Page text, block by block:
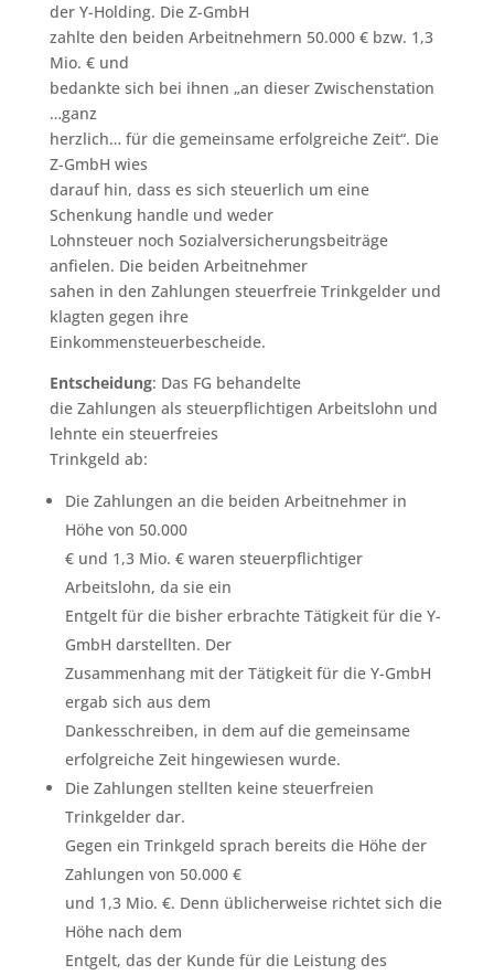
der Y-Holding. Die Z-GmbH
zahlte den beiden Arbeitnehmern 50.000 € bzw. 1,3
Mio. € und
bedankte sich bei ihnen „an dieser Zwischenstation
…ganz
herzlich… für die gemeinsame erfolgreiche Zeit“. Die
Z-GmbH wies
darauf hin, dass es sich steuerlich um eine
Schenkung handle und weder
Lohnsteuer noch Sozialversicherungsbeiträge
anfielen. Die beiden Arbeitnehmer
sahen in den Zahlungen steuerfreie Trinkgelder und
klagten gegen ihre
Einkommensteuerbescheide.
Entscheidung: Das FG behandelte
die Zahlungen als steuerpflichtigen Arbeitslohn und
lehnte ein steuerfreies
Trinkgeld ab:
Die Zahlungen an die beiden Arbeitnehmer in
Höhe von 50.000
€ und 1,3 Mio. € waren steuerpflichtiger
Arbeitslohn, da sie ein
Entgelt für die bisher erbrachte Tätigkeit für die Y-
GmbH darstellten. Der
Zusammenhang mit der Tätigkeit für die Y-GmbH
ergab sich aus dem
Dankesschreiben, in dem auf die gemeinsame
erfolgreiche Zeit hingewiesen wurde.
Die Zahlungen stellten keine steuerfreien
Trinkgelder dar.
Gegen ein Trinkgeld sprach bereits die Höhe der
Zahlungen von 50.000 €
und 1,3 Mio. €. Denn üblicherweise richtet sich die
Höhe nach dem
Entgelt, das der Kunde für die Leistung des